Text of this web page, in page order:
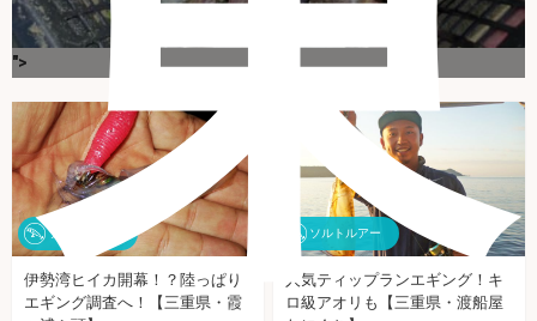
">
ソルトルアー
伊勢湾ヒイカ開幕！？陸っぱり
エギング調査へ！【三重県・霞
ソルトルアー
人気ティップランエギング！キ
ロ級アオリも【三重県・渡船屋